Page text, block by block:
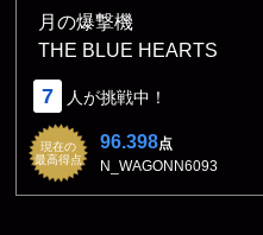
月の爆撃機
THE BLUE HEARTS
7 人が挑戦中！
現在の
最高得点
96.398点
N_WAGONN6093